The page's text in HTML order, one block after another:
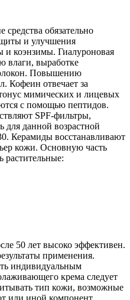
обязательно
и улучшения
и коэнзимы. Гиалуроновая
влаги, выработке
Повышению
Кофеин отвечает за
мимических и лицевых
с помощью пептидов.
SPF-фильтры,
для данной возрастной
Керамиды восстанавливают
кожи. Основную часть
растительные:
50 лет высоко эффективен.
применения.
индивидуальным
крема следует
тип кожи, возможные
или иной компонент.